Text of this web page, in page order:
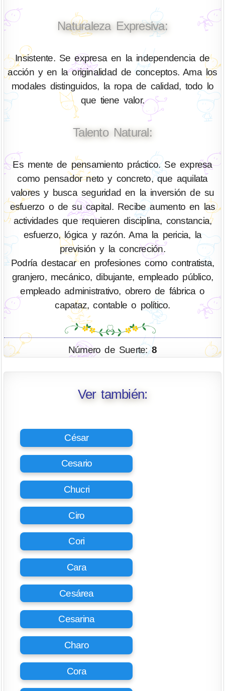
Naturaleza Expresiva:
Insistente. Se expresa en la independencia de
acción y en la originalidad de conceptos. Ama los
modales distinguidos, la ropa de calidad, todo lo
que tiene valor.
Talento Natural:
Es mente de pensamiento práctico. Se expresa
como pensador neto y concreto, que aquilata
valores y busca seguridad en la inversión de su
esfuerzo o de su capital. Recibe aumento en las
actividades que requieren disciplina, constancia,
esfuerzo, lógica y razón. Ama la pericia, la
previsión y la concreción.
Podría destacar en profesiones como contratista,
granjero, mecánico, dibujante, empleado público,
empleado administrativo, obrero de fábrica o
capataz, contable o político.
Número de Suerte:8
Ver también:
César
Cesario
Chucri
Ciro
Cori
Cara
Cesárea
Cesarina
Charo
Cora